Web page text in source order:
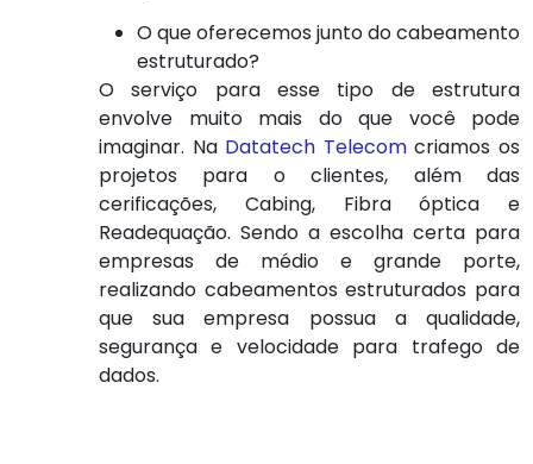
O que oferecemos junto do cabeamento
estruturado?
O serviço para esse tipo de estrutura
envolve muito mais do que você pode
imaginar. Na Datatech Telecomcriamos os
projetos para o clientes, além das
cerificações, Cabing, Fibra óptica e
Readequação. Sendo a escolha certa para
empresas de médio e grande porte,
realizando cabeamentos estruturados para
que sua empresa possua a qualidade,
segurança e velocidade para trafego de
dados.